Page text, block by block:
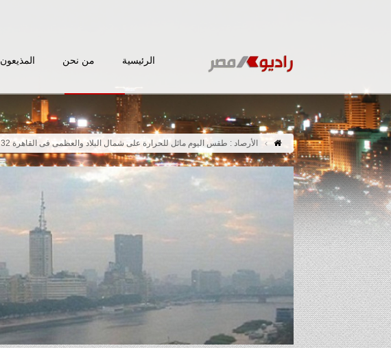
الرئيسية من نحن المذيعون
الأرصاد : طقس اليوم مائل للحرارة على شمال البلاد والعظمى فى القاهرة 32